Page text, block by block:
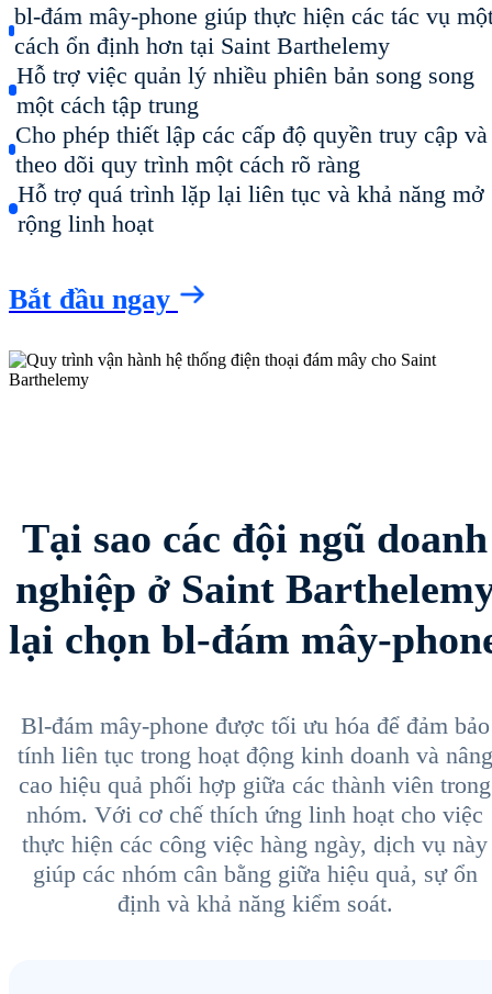
bl-đám mây-phone giúp thực hiện các tác vụ
cách ổn định hơn tại Saint Barthelemy
Hỗ trợ việc quản lý nhiều phiên bản song song
một cách tập trung
Cho phép thiết lập các cấp độ quyền truy cập và
theo dõi quy trình một cách rõ ràng
Hỗ trợ quá trình lặp lại liên tục và khả năng mở
rộng linh hoạt
Bắt đầu ngay
Tại sao các đội ngũ doanh
nghiệp ở Saint
lại chọn bl-đám mây-
Bl-đám mây-phone được tối ưu hóa để đảm bảo
tính liên tục trong hoạt động kinh doanh và nâng
cao hiệu quả phối hợp giữa các thành viên trong
nhóm. Với cơ chế thích ứng linh hoạt cho việc
thực hiện các công việc hàng ngày, dịch vụ này
giúp các nhóm cân bằng giữa hiệu quả, sự ổn
định và khả năng kiểm soát.